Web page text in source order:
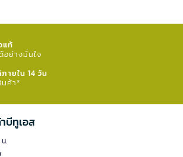
แท้
อย่างมั่นใจ​
ายใน 14 วัน
ค้า*
บีทูเอส
.